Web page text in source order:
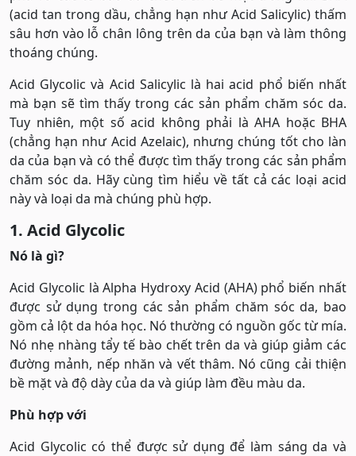
(acid tan trong dầu, chẳng hạn như Acid Salicylic) thấm
sâu hơn vào lỗ chân lông trên da của bạn và làm thông
thoáng chúng.
Acid Glycolic và Acid Salicylic là hai acid phổ biến nhất
mà bạn sẽ tìm thấy trong các sản phẩm chăm sóc da.
Tuy nhiên, một số acid không phải là AHA hoặc BHA
(chẳng hạn như Acid Azelaic), nhưng chúng tốt cho làn
da của bạn và có thể được tìm thấy trong các sản phẩm
chăm sóc da. Hãy cùng tìm hiểu về tất cả các loại acid
này và loại da mà chúng phù hợp.
1. Acid Glycolic
Nó là gì?
Acid Glycolic là Alpha Hydroxy Acid (AHA) phổ biến nhất
được sử dụng trong các sản phẩm chăm sóc da, bao
gồm cả lột da hóa học. Nó thường có nguồn gốc từ mía.
Nó nhẹ nhàng tẩy tế bào chết trên da và giúp giảm các
đường mảnh, nếp nhăn và vết thâm. Nó cũng cải thiện
bề mặt và độ dày của da và giúp làm đều màu da.
Phù hợp với
Acid Glycolic có thể được sử dụng để làm sáng da và